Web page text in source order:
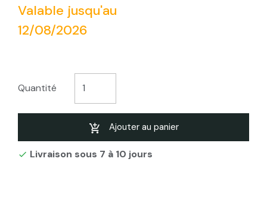
Valable jusqu'au
12/08/2026
Quantité
Ajouter au panier
 Livraison sous 7 à 10 jours